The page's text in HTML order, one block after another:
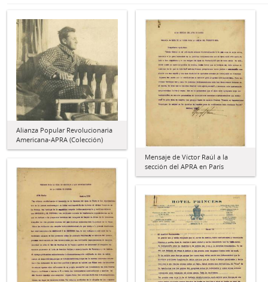
Alianza Popular Revolucionaria
Americana-APRA (Colección)
Mensaje de Víctor Raúl a la
sección del APRA en París